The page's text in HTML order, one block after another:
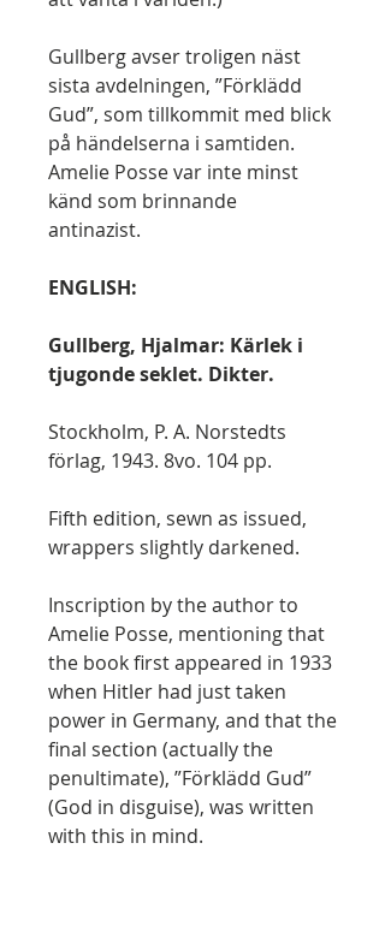
Gullberg avser troligen näst
sista avdelningen, ”Förklädd
Gud”, som tillkommit med blick
på händelserna i samtiden.
Amelie Posse var inte minst
känd som brinnande
antinazist.
ENGLISH:
Gullberg, Hjalmar: Kärlek i
tjugonde seklet. Dikter.
Stockholm, P. A. Norstedts
förlag, 1943. 8vo. 104 pp.
Fifth edition, sewn as issued,
wrappers slightly darkened.
Inscription by the author to
Amelie Posse, mentioning that
the book first appeared in 1933
when Hitler had just taken
power in Germany, and that the
final section (actually the
penultimate), ”Förklädd Gud”
(God in disguise), was written
with this in mind.